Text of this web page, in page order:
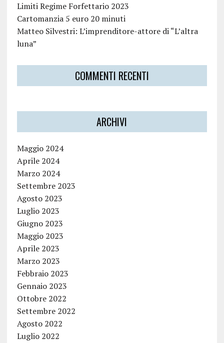
Limiti Regime Forfettario 2023
Cartomanzia 5 euro 20 minuti
Matteo Silvestri: L’imprenditore-attore di “L’altra
luna”
COMMENTI RECENTI
ARCHIVI
Maggio 2024
Aprile 2024
Marzo 2024
Settembre 2023
Agosto 2023
Luglio 2023
Giugno 2023
Maggio 2023
Aprile 2023
Marzo 2023
Febbraio 2023
Gennaio 2023
Ottobre 2022
Settembre 2022
Agosto 2022
Luglio 2022